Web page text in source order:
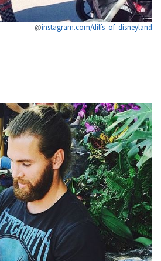
@instagram.com/dilfs_of_disneyland